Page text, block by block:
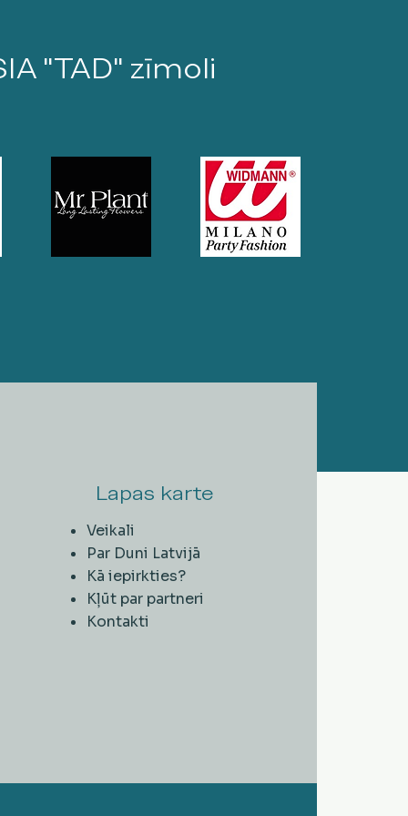
"TAD" zīmoli
Lapas karte
Veikali
Par Duni Latvijā
Kā iepirkties?
Kļūt par partneri
Kontakti